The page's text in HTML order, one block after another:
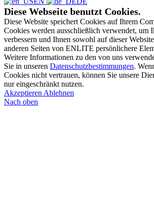
Diese Webseite benutzt Cookies.
Diese Website speichert Cookies auf Ihrem
Cookies werden ausschließlich verwendet, um
verbessern und Ihnen sowohl auf dieser
anderen Seiten von ENLITE persönlichere
Weitere Informationen zu den von uns
Sie in unseren Datenschutzbestimmungen.
Cookies nicht vertrauen, können Sie unsere
nur eingeschränkt nutzen.
Akzeptieren Ablehnen
Nach oben